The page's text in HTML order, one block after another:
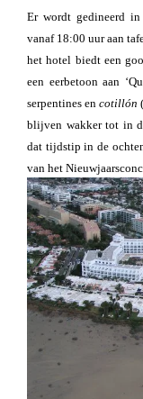
Er wordt gedineerd
vanaf 18:00 uur aan
het hotel biedt een
een eerbetoon aan
serpentines en cotillón
blijven wakker tot in
dat tijdstip in de
van het